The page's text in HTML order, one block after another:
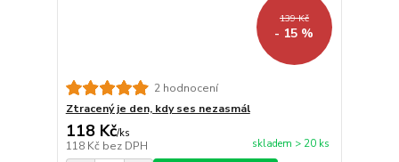
139 Kč
- 15 %
2 hodnocení
Ztracený je den, kdy ses nezasmál
118 Kč/ks
118 Kč bez DPH skladem > 20 ks